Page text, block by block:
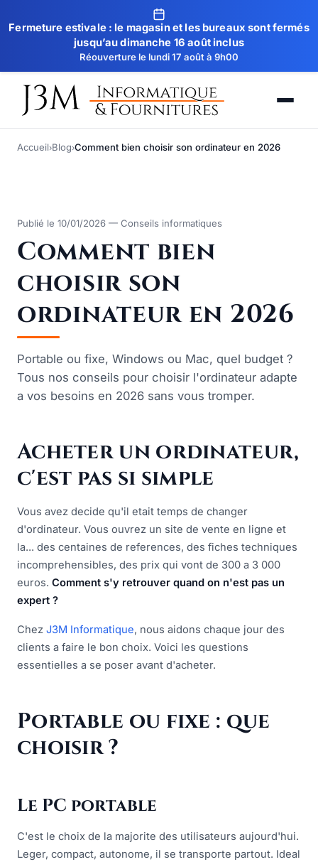
Fermeture estivale : le magasin et les bureaux sont fermés
jusqu’au dimanche 16 août inclus
Réouverture le lundi 17 août à 9h00
Accueil›Blog›Comment bien choisir son ordinateur en 2026
Publié le 10/01/2026 — Conseils informatiques
Comment bien
choisir son
ordinateur en 2026
Portable ou fixe, Windows ou Mac, quel budget ?
Tous nos conseils pour choisir l'ordinateur adapte
a vos besoins en 2026 sans vous tromper.
Acheter un ordinateur,
c'est pas si simple
Vous avez decide qu'il etait temps de changer
d'ordinateur. Vous ouvrez un site de vente en ligne et
la... des centaines de references, des fiches techniques
incomprehensibles, des prix qui vont de 300 a 3 000
euros. Comment s'y retrouver quand on n'est pas un
expert ?
Chez J3M Informatique, nous aidons chaque jour des
clients a faire le bon choix. Voici les questions
essentielles a se poser avant d'acheter.
Portable ou fixe : que
choisir ?
Le PC portable
C'est le choix de la majorite des utilisateurs aujourd'hui.
Leger, compact, autonome, il se transporte partout. Ideal